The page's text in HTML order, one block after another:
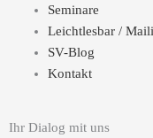
e i
n
-
Seminare
Leichtlesbar /
SV-Blog
Kontakt
Ihr Dialog mit uns